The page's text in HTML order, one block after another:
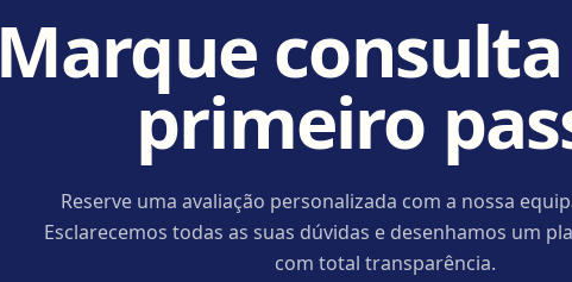
Marque
primeiro
Reserve uma avaliação personalizada com a nossa
Esclarecemos todas as suas dúvidas e desenhamos um
com total transparência.